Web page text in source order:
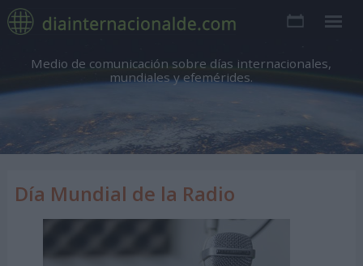
Medio de comunicación sobre días internacionales,
mundiales y efemérides.
Día Mundial de la Radio